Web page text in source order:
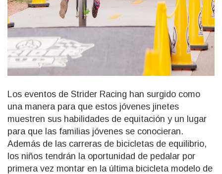
Los eventos de Strider Racing han surgido como
una manera para que estos jóvenes jinetes
muestren sus habilidades de equitación y un lugar
para que las familias jóvenes se conocieran.
Además de las carreras de bicicletas de equilibrio,
los niños tendrán la oportunidad de pedalar por
primera vez montar en la última bicicleta modelo de